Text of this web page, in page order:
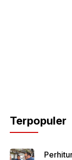
Terpopuler